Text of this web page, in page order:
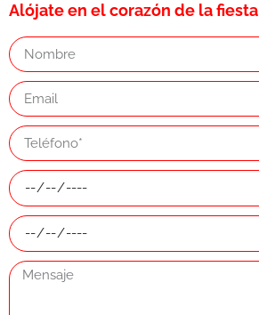
Alójate en el corazón de la fiesta